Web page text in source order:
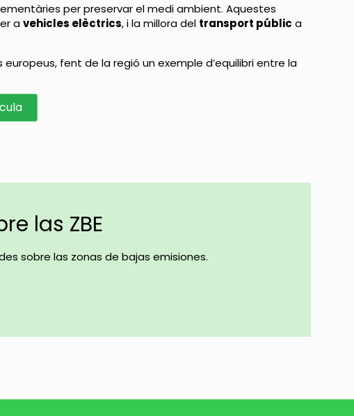
per preservar el medi ambient. Aquestes
avehicles elèctrics, i la millora del transport públic a
fent de la regió un exemple d’equilibri entre la
las ZBE
sobre las zonas de bajas emisiones.